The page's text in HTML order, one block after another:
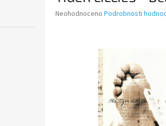
Průměrné
Neohodnoceno Podrobnosti